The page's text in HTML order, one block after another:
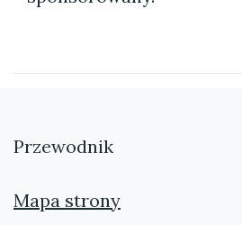
Przewodnik
Mapa strony